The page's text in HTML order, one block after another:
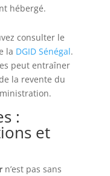
hébergé.
consulter le
la DGID Sénégal.
peut entraîner
la revente du
:
et
n’est pas sans